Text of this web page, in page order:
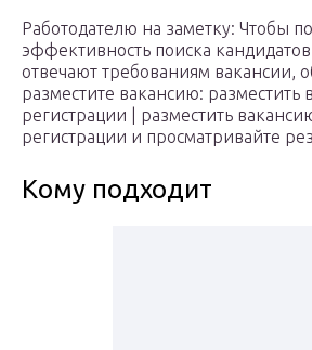
Работодателю на заметку: Чтобы
эффективность поиска
отвечают требованиям вакансии,
разместите вакансию: разместить
регистрации | разместить
регистрации и просматривайте
Кому подходит